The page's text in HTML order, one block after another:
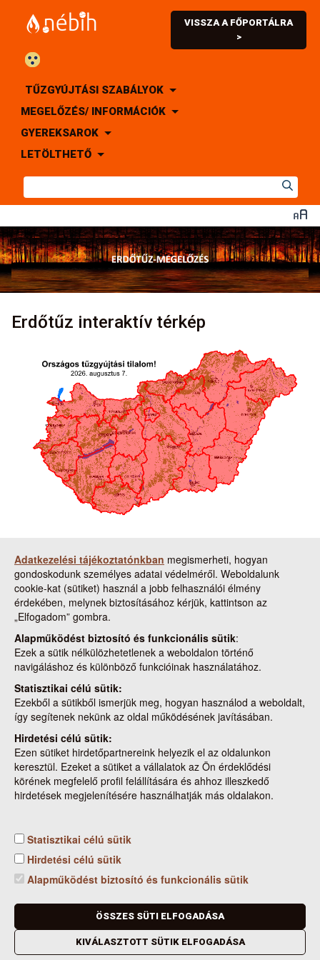
VISSZA A FŐPORTÁLRA
>
TŰZGYÚJTÁSI SZABÁLYOK
MEGELŐZÉS/ INFORMÁCIÓK
GYEREKSAROK
LETÖLTHETŐ
Erdőtűz interaktív térkép
Tudnivalók a térkép használatához:
A térképen a piros színnel jelzett
megyékben/országrészekben van érvényben tűzgyújtási
tilalom.
A térkép a napi állapotot mutatja. Ha nincs elrendelve
tűzgyújtási tilalom, az a térképen szövegesen is jelezve van.
Az alábbi térképre kattintva az erdészeti hatóság által
készített interaktív tűzgyújtási tilalom térképre navigál, ahol
további információkat talál, illetve be tudja azonosítani a
lakóhelye környékén található erdőterületeket.
Adatkezelési tájékoztatónkban megismerheti, hogyan
gondoskodunk személyes adatai védelméről. Weboldalunk
cookie-kat (sütiket) használ a jobb felhasználói élmény
érdekében, melynek biztosításához kérjük, kattintson az
„Elfogadom” gombra.
Alapműködést biztosító és funkcionális sütik:
Ezek a sütik nélkülözhetetlenek a weboldalon történő
navigáláshoz és különböző funkcióinak használatához.
Statisztikai célú sütik:
Ezekből a sütikből ismerjük meg, hogyan használod a weboldalt,
így segítenek nekünk az oldal működésének javításában.
Hirdetési célú sütik:
Ezen sütiket hirdetőpartnereink helyezik el az oldalunkon
keresztül. Ezeket a sütiket a vállalatok az Ön érdeklődési
körének megfelelő profil felállítására és ahhoz illeszkedő
hirdetések megjelenítésére használhatják más oldalakon.
Statisztikai célú sütik
Hirdetési célú sütik
Alapműködést biztosító és funkcionális sütik
ÖSSZES SÜTI ELFOGADÁSA
KIVÁLASZTOTT SÜTIK ELFOGADÁSA
Cookie beállítások
Nemzeti Élelmiszerlánc-biztonsági Hivatal
Levelezési cím: 1525 Budapest. Pf. 30.
Zöld szám: 06-80/263-244
Telefon: 06-1/ 336-9000